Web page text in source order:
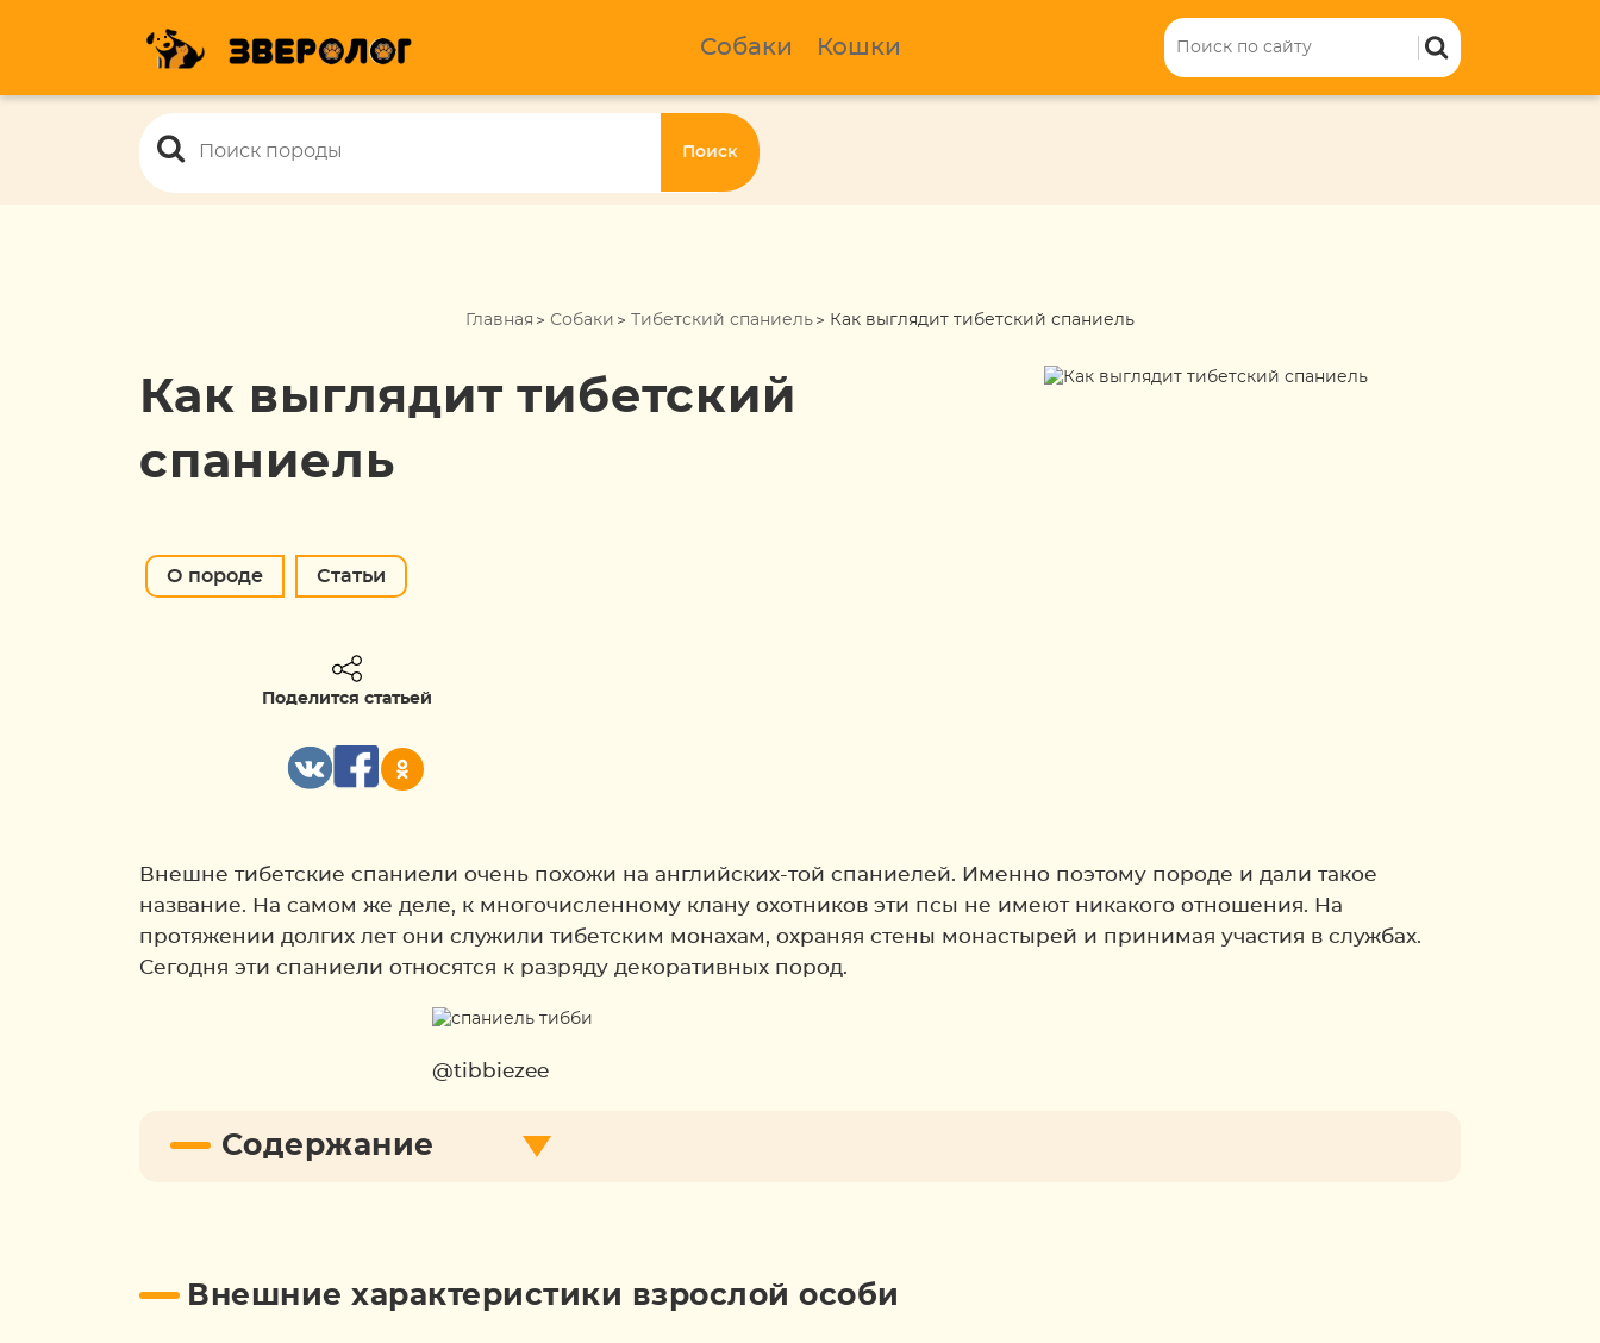
Собаки Кошки
Поиск
Главная Собаки Тибетский спаниель Как выглядит тибетский спаниель
Как выглядит тибетский
спаниель
О породе Статьи
Поделится статьей
Внешне тибетские спаниели очень похожи на английских-той спаниелей. Именно поэтому породе и дали такое
название. На самом же деле, к многочисленному клану охотников эти псы не имеют никакого отношения. На
протяжении долгих лет они служили тибетским монахам, охраняя стены монастырей и принимая участия в службах.
Сегодня эти спаниели относятся к разряду декоративных пород.
@tibbiezee
Содержание
Внешние характеристики взрослой особи